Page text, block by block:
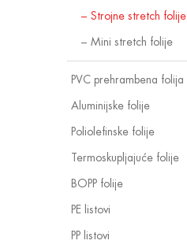
Strojne stretch folije
Mini stretch folije
PVC prehrambena folija
Aluminijske folije
Poliolefinske folije
Termoskupljajuće folije
BOPP folije
PE listovi
PP listovi